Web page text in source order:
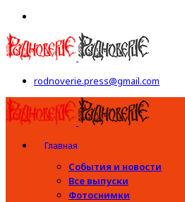
rodnoverie.press@gmail.com
Главная
События и новости
Все выпуски
Фотоснимки